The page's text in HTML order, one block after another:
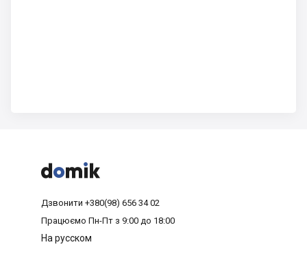



Дзвонити +380(98) 656 34 02
Працюємо Пн-Пт з 9:00 до 18:00
На русском